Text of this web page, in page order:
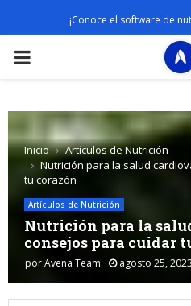
¡Conoce el software de
PRIMARY
Inicio
Artículos de Nutrición
Nutrición para la salud
tu corazón
Artículos de Nutrición
Nutrición para la
consejos para cuidar
porAvena Team agosto 25, 2023